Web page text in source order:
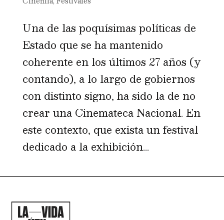
Una de las poquísimas políticas de
Estado que se ha mantenido
coherente en los últimos 27 años (y
contando), a lo largo de gobiernos
con distinto signo, ha sido la de no
crear una Cinemateca Nacional. En
este contexto, que exista un festival
dedicado a la exhibición...